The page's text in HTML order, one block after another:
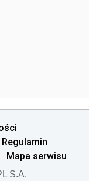
Regulamin
Mapa serwisu
S.A.